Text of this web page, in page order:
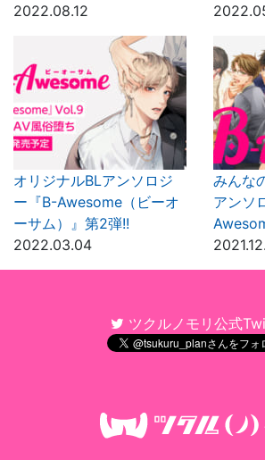
2022.08.12
オリジナルBLアンソロジ
ー『B-Awesome（ビーオ
ーサム）』第2弾!!
2022.03.04
みんな
アンソ
ツクルノモリ公式